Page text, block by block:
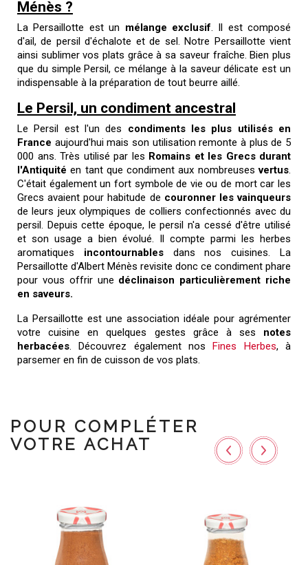
Ménès ?
La Persaillotte est un mélange exclusif. Il est composé
d'ail, de persil d'échalote et de sel. Notre Persaillotte vient
ainsi sublimer vos plats grâce à sa saveur fraîche. Bien plus
que du simple Persil, ce mélange à la saveur délicate est un
indispensable à la préparation de tout beurre aillé.
Le Persil, un condiment ancestral
Le Persil est l'un des condiments les plus utilisés en
France aujourd'hui mais son utilisation remonte à plus de 5
000 ans. Très utilisé par les Romains et les Grecs durant
l'Antiquité en tant que condiment aux nombreusesvertus.
C'était également un fort symbole de vie ou de mort car les
Grecs avaient pour habitude de couronner les vainqueurs
de leurs jeux olympiques de colliers confectionnés avec du
persil. Depuis cette époque, le persil n'a cessé d'être utilisé
et son usage a bien évolué. Il compte parmi les herbes
aromatiques incontournablesdans nos cuisines. La
Persaillotte d'Albert Ménès revisite donc ce condiment phare
pour vous offrir une déclinaison particulièrement riche
en saveurs.
La Persaillotte est une association idéale pour agrémenter
votre cuisine en quelques gestes grâce à ses notes
herbacées. Découvrez également nosFines Herbes, à
parsemer en fin de cuisson de vos plats.
POUR COMPLÉTER
VOTRE ACHAT